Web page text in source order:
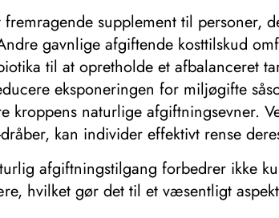
supplement til personer,
gavnlige afgiftende kosttilskud
til at opretholde et afbalanceret
eksponeringen for miljøgifte
kroppens naturlige afgiftningsevner.
kan individer effektivt rense
afgiftningstilgang forbedrer ikke
hvilket gør det til et væsentligt